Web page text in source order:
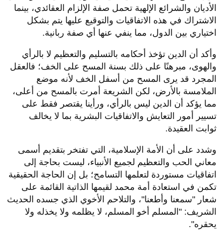
الأديان والشرائع الإلهية تحمل صفة الإلزام العقائدي، بينما
الاشتراك في هذه الاتفاقيات والتوقيع عليها يتم بشكل
اختياري بين الدول، مما ينفي عنها أي صفة ربانية.
وأكد أن الدين تؤخذ أحكامه بالتسليم والتعظيم لا بالرأي
والهوى، مبرهنًا على ذلك بسنة المسح على الخف؛ فالعقل
المجرد قد يرى المسح من أسفل الخف لأنه موضع
الملامسة بالأرض، لكن الشريعة أمرت بالمسح من أعلى،
مما يؤكد أن الدين ليس بالرأي، ورأينا يقتصر فقط على
تسيير أمور التعايش والاتفاقيات البشرية بما لا يخالف
ثوابت العقيدة.
وشدد على أن الأمة الإسلامية، التي تفتخر بتقديم أسمى
معاني الحب والتعظيم لجميع الأنبياء، ليست بحاجة إلى
اتفاقيات مستوردة لتعلمها التسامح؛ بل إن الحاجة الحقيقية
تكمن في استعادة أمة محمد لقيمها الذاتية القائمة على
شعار "سمعنا وأطعنا"، والتلاحم الأخوي الذي جسده الحديث
الشريف: "المسلم أخو المسلم، لا يظلمه ولا يخذله ولا
يحقره".